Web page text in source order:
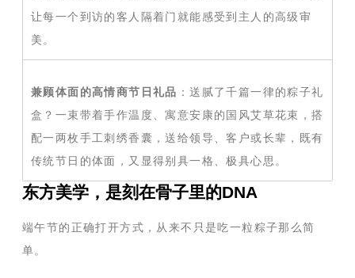
让每一个到访的客人隔着门就能感受到主人的高级审
美。
兼顾体面的高情商节日礼品 ：送腻了千篇一律的粽子礼
盒？一束带着手作温度、寓意安康的国风艾草花束，搭
配一两枚手工刺绣香囊，送给领导、客户或长辈，既有
传统节日的体面，又显得别具一格、极具心思。
东方美学，是刻在骨子里的DNA
端午节的正确打开方式，从来不只是吃一粒粽子那么简
单。